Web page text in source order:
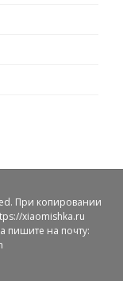
При копировании
xiaomishka.ru
пишите на почту: